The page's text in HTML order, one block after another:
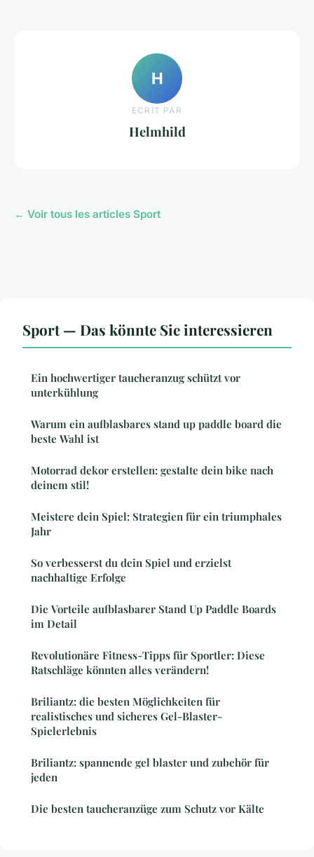
H
ECRIT PAR
Helmhild
← Voir tous les articles Sport
Sport — Das könnte Sie interessieren
Ein hochwertiger taucheranzug schützt vor
unterkühlung
Warum ein aufblasbares stand up paddle board die
beste Wahl ist
Motorrad dekor erstellen: gestalte dein bike nach
deinem stil!
Meistere dein Spiel: Strategien für ein triumphales
Jahr
So verbesserst du dein Spiel und erzielst
nachhaltige Erfolge
Die Vorteile aufblasbarer Stand Up Paddle Boards
im Detail
Revolutionäre Fitness-Tipps für Sportler: Diese
Ratschläge könnten alles verändern!
Briliantz: die besten Möglichkeiten für
realistisches und sicheres Gel-Blaster-
Spielerlebnis
Briliantz: spannende gel blaster und zubehör für
jeden
Die besten taucheranzüge zum Schutz vor Kälte